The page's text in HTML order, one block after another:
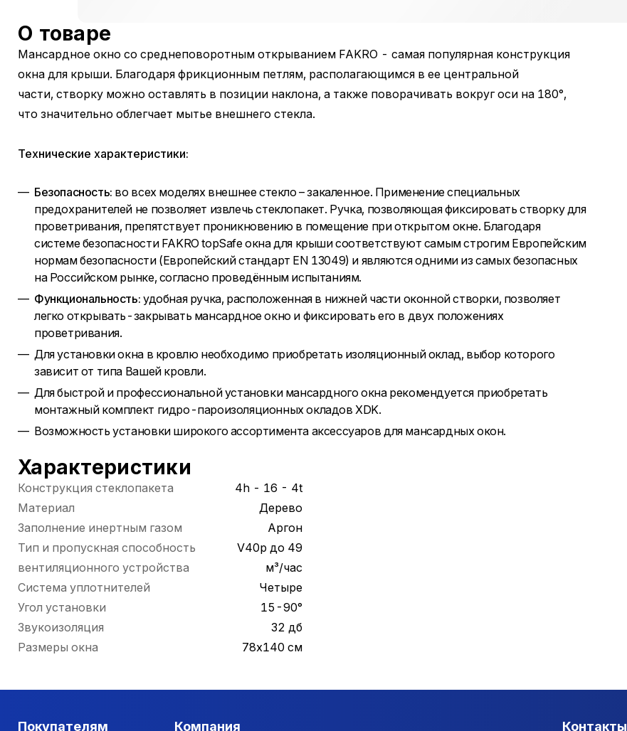
О товаре
Мансардное окно со среднеповоротным открыванием FAKRO - самая популярная конструкция
окна для крыши. Благодаря фрикционным петлям, располагающимся в ее центральной
части, створку можно оставлять в позиции наклона, а также поворачивать вокруг оси на 180°,
что значительно облегчает мытье внешнего стекла.
Технические характеристики:
Безопасность: во всех моделях внешнее стекло – закаленное. Применение специальных
предохранителей не позволяет извлечь стеклопакет. Ручка, позволяющая фиксировать створку для
проветривания, препятствует проникновению в помещение при открытом окне. Благодаря
системе безопасности FAKRO topSafe окна для крыши соответствуют самым строгим Европейским
нормам безопасности (Европейский стандарт EN 13049) и являются одними из самых безопасных
на Российском рынке, согласно проведённым испытаниям.
Функциональность: удобная ручка, расположенная в нижней части оконной створки, позволяет
легко открывать-закрывать мансардное окно и фиксировать его в двух положениях
проветривания.
Для установки окна в кровлю необходимо приобретать изоляционный оклад, выбор которого
зависит от типа Вашей кровли.
Для быстрой и профессиональной установки мансардного окна рекомендуется приобретать
монтажный комплект гидро-пароизоляционных окладов XDK.
Возможность установки широкого ассортимента аксессуаров для мансардных окон.
Характеристики
Конструкция стеклопакета
4h - 16 - 4t
Материал
Дерево
Заполнение инертным газом
Аргон
Тип и пропускная способность
вентиляционного устройства
V40p до 49
м³/час
Система уплотнителей
Четыре
Угол установки
15-90°
Звукоизоляция
32 дб
Размеры окна
78х140 см
Покупателям Компания Контакты